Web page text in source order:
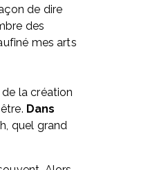
de dire
des
mes arts
la création
Dans
quel grand